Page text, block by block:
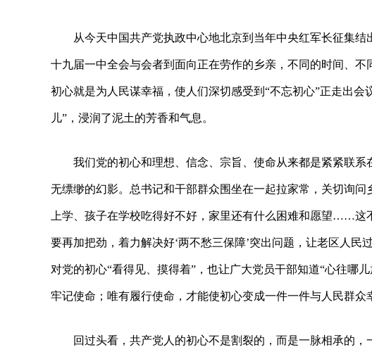
从今天中国共产党执政中心地北京到当年中央红军长征集
十九届一中全会与会者到面向正在劳作的乡亲，不同的时间、
初心就是为人民谋幸福，使人们深切感受到“不忘初心”正走出
儿”，浸润了泥土的芳香和气息。
我们党的初心和理想、信念、宗旨、使命从来都是紧紧联
无缥缈的幻影。总书记和干部群众围坐在一起拉家常，关切询
上学、孩子在学校吃得好不好，家里还有什么困难和愿望……这
要再加把劲，着力解决好‘两不愁三保障’突出问题，让老区人
对党的初心“看得见、摸得着”，也让广大党员干部知道“心往哪
牢记使命；唯有履行使命，才能使初心变成一件一件与人民群众
回过头看，共产党人的初心不是割裂的，而是一脉相承的